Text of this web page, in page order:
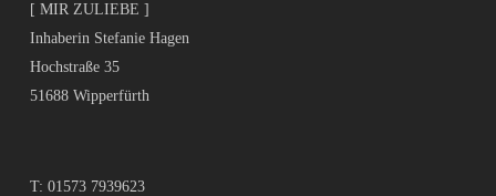
[ MIR ZULIEBE ]
Inhaberin Stefanie Hagen
Hochstraße 35
51688 Wipperfürth
T: 01573 7939623